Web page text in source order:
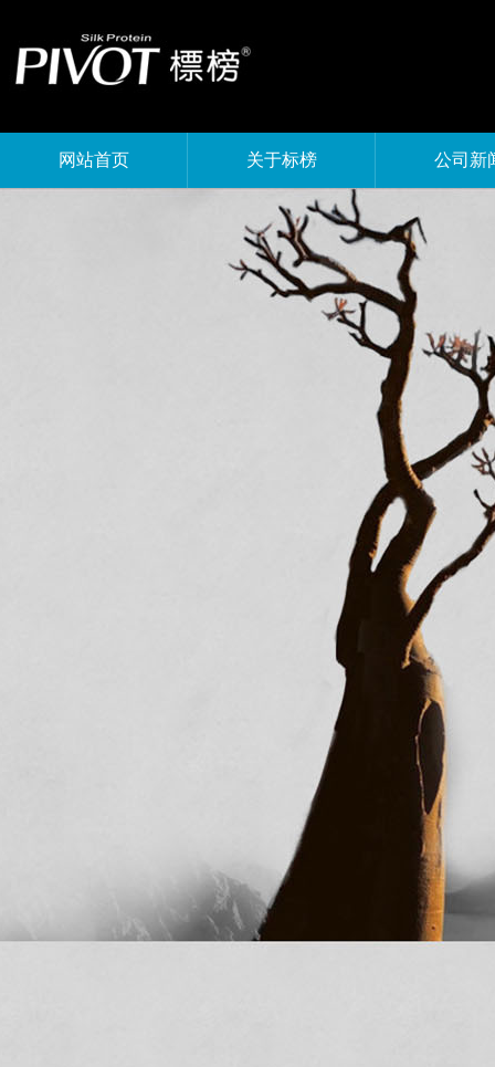
网站首页 关于标榜 公司新